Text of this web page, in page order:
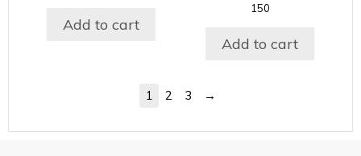
Add to cart
150
Add to cart
1 2 3 →